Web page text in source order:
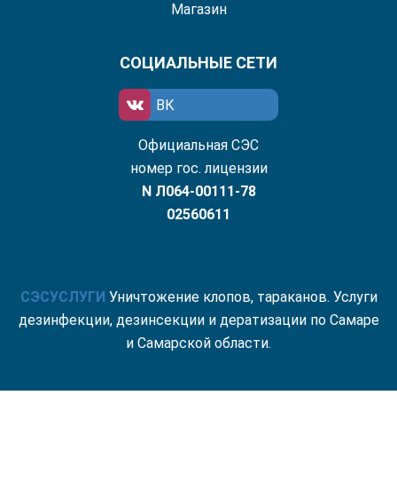
Магазин
СОЦИАЛЬНЫЕ СЕТИ
ВК
Официальная СЭС
номер гос. лицензии
N Л064-00111-78
02560611
СЭСУСЛУГИ Уничтожение клопов, тараканов. Услуги
дезинфекции, дезинсекции и дератизации по Самаре
и Самарской области.